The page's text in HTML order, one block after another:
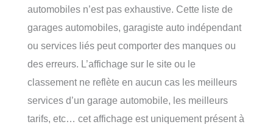
automobiles n’est pas exhaustive. Cette liste de
garages automobiles, garagiste auto indépendant
ou services liés peut comporter des manques ou
des erreurs. L’affichage sur le site ou le
classement ne reflète en aucun cas les meilleurs
services d’un garage automobile, les meilleurs
tarifs, etc… cet affichage est uniquement présent à